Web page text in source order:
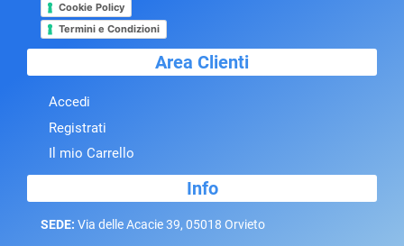
Cookie Policy
Termini e Condizioni
Area Clienti
Accedi
Registrati
Il mio Carrello
Info
SEDE: Via delle Acacie 39, 05018 Orvieto